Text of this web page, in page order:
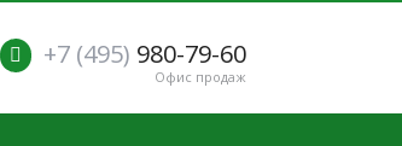
+7 (495) 980-79-60
Офис продаж